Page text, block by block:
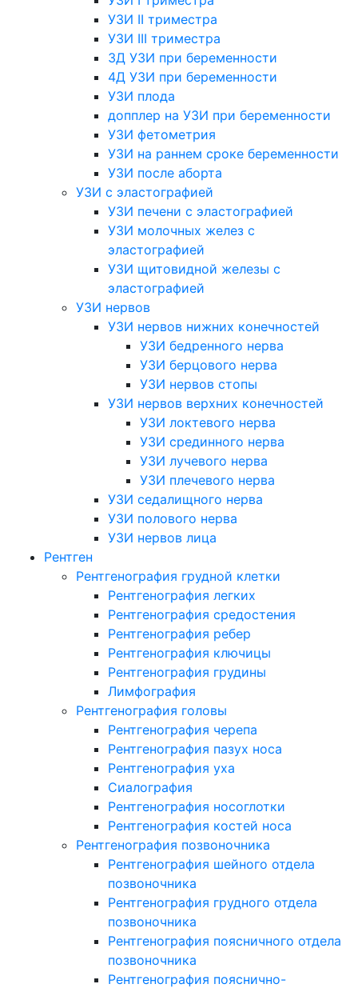
УЗИ II триместра
УЗИ III триместра
3Д УЗИ при беременности
4Д УЗИ при беременности
УЗИ плода
допплер на УЗИ при беременности
УЗИ фетометрия
УЗИ на раннем сроке беременности
УЗИ после аборта
УЗИ с эластографией
УЗИ печени с эластографией
УЗИ молочных желез с
эластографией
УЗИ щитовидной железы с
эластографией
УЗИ нервов
УЗИ нервов нижних конечностей
УЗИ бедренного нерва
УЗИ берцового нерва
УЗИ нервов стопы
УЗИ нервов верхних конечностей
УЗИ локтевого нерва
УЗИ срединного нерва
УЗИ лучевого нерва
УЗИ плечевого нерва
УЗИ седалищного нерва
УЗИ полового нерва
УЗИ нервов лица
Рентген
Рентгенография грудной клетки
Рентгенография легких
Рентгенография средостения
Рентгенография ребер
Рентгенография ключицы
Рентгенография грудины
Лимфография
Рентгенография головы
Рентгенография черепа
Рентгенография пазух носа
Рентгенография уха
Сиалография
Рентгенография носоглотки
Рентгенография костей носа
Рентгенография позвоночника
Рентгенография шейного отдела
позвоночника
Рентгенография грудного отдела
позвоночника
Рентгенография поясничного отдела
позвоночника
Рентгенография пояснично-